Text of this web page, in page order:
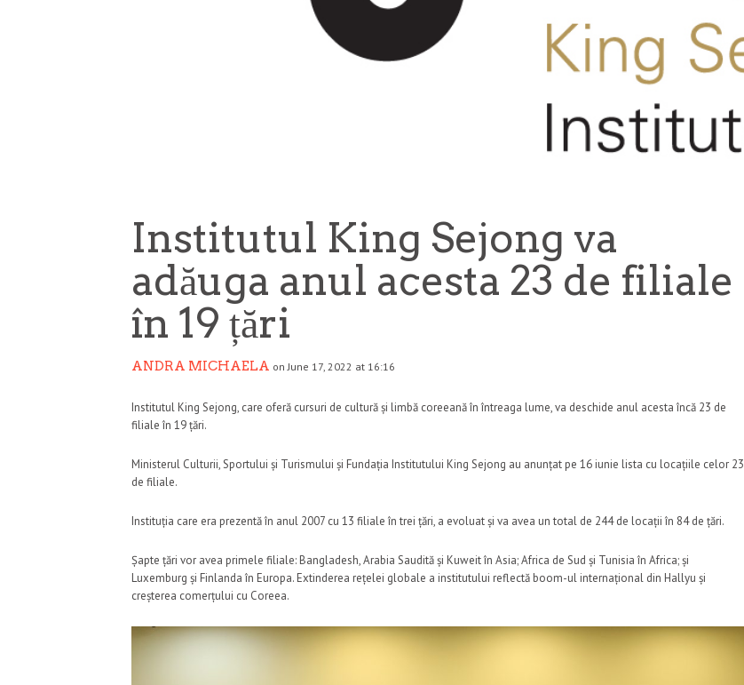
Institutul King Sejong va
adăuga anul acesta 23 de filiale
în 19 țări
ANDRA MICHAELA on June 17, 2022 at 16:16
Institutul King Sejong, care oferă cursuri de cultură și limbă coreeană în întreaga lume, va deschide anul acesta încă 23 de
filiale în 19 țări.
Ministerul Culturii, Sportului și Turismului și Fundația Institutului King Sejong au anunțat pe 16 iunie lista cu locațiile celor 23
de filiale.
Instituția care era prezentă în anul 2007 cu 13 filiale în trei țări, a evoluat și va avea un total de 244 de locații în 84 de țări.
Șapte țări vor avea primele filiale: Bangladesh, Arabia Saudită și Kuweit în Asia; Africa de Sud și Tunisia în Africa; și
Luxemburg și Finlanda în Europa. Extinderea rețelei globale a institutului reflectă boom-ul internațional din Hallyu și
creșterea comerțului cu Coreea.